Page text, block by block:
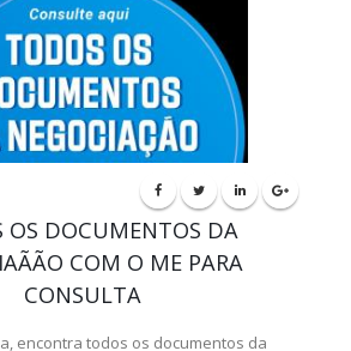
OS DOCUMENTOS DA
COM O ME PARA
CONSULTA
encontra todos os documentos da